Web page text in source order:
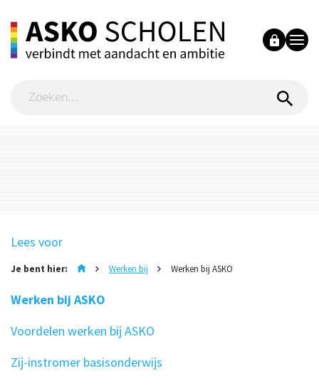
Lees voor
Je bent hier: Werken bij Werken bij ASKO
Werken bij ASKO
Voordelen werken bij ASKO
Zij-instromer basisonderwijs